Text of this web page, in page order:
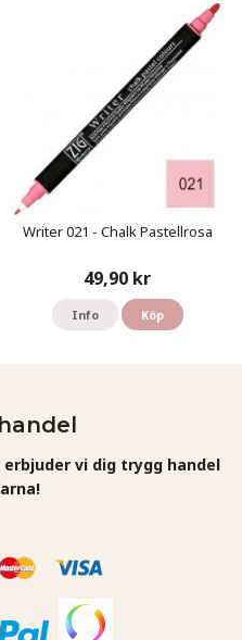
Writer 021 - Chalk Pastellrosa
49,90 kr
Info Köp
vi dig trygg handel